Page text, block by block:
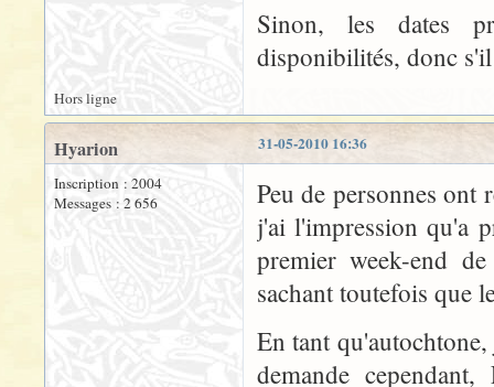
Sinon, les dates
disponibilités, donc
Hors ligne
31-05-2010 16:36
Hyarion
Inscription : 2004
Messages : 2 656
Peu de personnes ont
j'ai l'impression qu'a
premier week-end
sachant toutefois que
En tant
demande